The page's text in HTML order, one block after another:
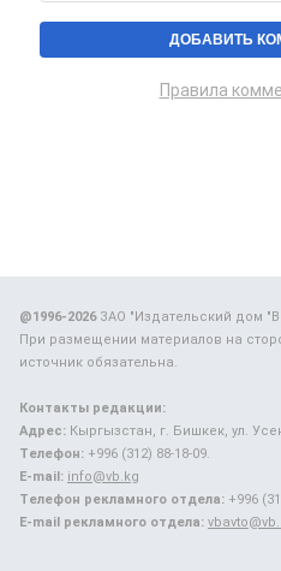
Правила
@1996-2026ЗАО "Издательский дом
При размещении материалов на
источник обязательна.
Контакты редакции:
Адрес: Кыргызстан, г. Бишкек, ул.
Телефон: +996 (312) 88-18-09.
E-mail: info@vb.kg
Телефон рекламного отдела: +996
E-mail рекламного отдела: